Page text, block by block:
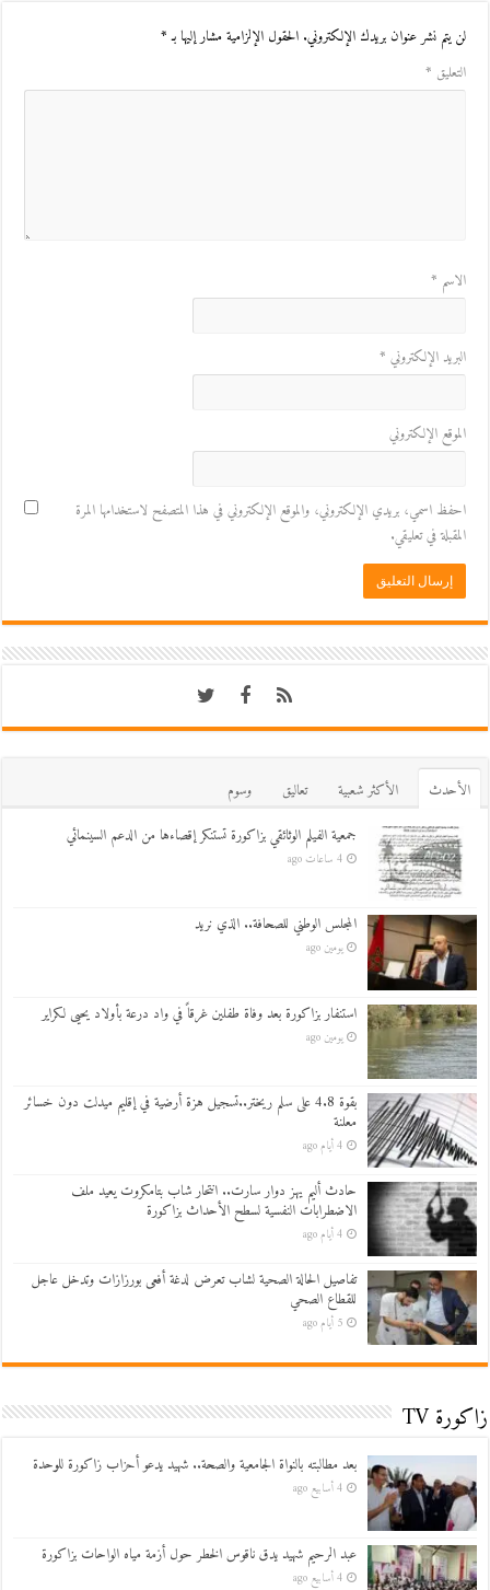
لن يتم نشر عنوان بريدك الإلكتروني. الحقول الإلزامية مشار إليها بـ*
التعليق *
الاسم *
البريد الإلكتروني *
الموقع الإلكتروني
احفظ اسمي، بريدي الإلكتروني، والموقع الإلكتروني في هذا المتصفح لاستخدامها المرة
المقبلة في تعليقي.
اﻷحدث اﻷكثر شعبية تعاليق
وسوم
جمعية الفيلم الوثائقي بزاكورة تستنكر إقصاءها من الدعم السينمائي
4 ساعات ago
المجلس الوطني للصحافة.. الذي نريد
يومين ago
استنفار بزاكورة بعد وفاة طفلين غرقاً في واد درعة بأولاد يحيى لكراير
يومين ago
بقوة 4.8 على سلم ريختر..تسجيل هزة أرضية في إقليم ميدلت دون خسائر
معلنة
4 أيام ago
حادث أليم يهز دوار سارت.. انتحار شاب بتامكروت يعيد ملف
الاضطرابات النفسية لسطح الأحداث بزاكورة
4 أيام ago
تفاصيل الحالة الصحية لشاب تعرض لدغة أفعى بورزازات وتدخل عاجل
للقطاع الصحي
5 أيام ago
زاكورة TV
بعد مطالبته بالنواة الجامعية والصحة.. شهيد يدعو أحزاب زاكورة للوحدة
4 أسابيع ago
عبد الرحيم شهيد يدق ناقوس الخطر حول أزمة مياه الواحات بزاكورة
4 أسابيع ago